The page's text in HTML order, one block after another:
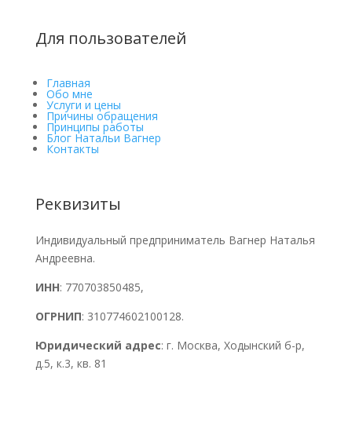
Для пользователей
Главная
Обо мне
Услуги и цены
Причины обращения
Принципы работы
Блог Натальи Вагнер
Контакты
Реквизиты
Индивидуальный предприниматель Вагнер Наталья
Андреевна.
ИНН: 770703850485,
ОГРНИП: 310774602100128.
Юридический адрес: г. Москва, Ходынский б-р,
д.5, к.3, кв. 81